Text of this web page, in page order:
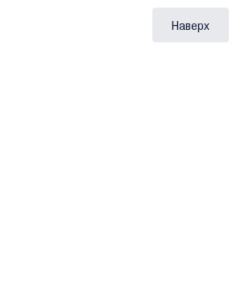
Наверх